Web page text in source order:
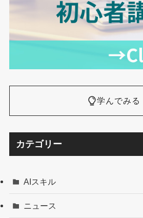
学んでみる
カテゴリー
AIスキル
ニュース